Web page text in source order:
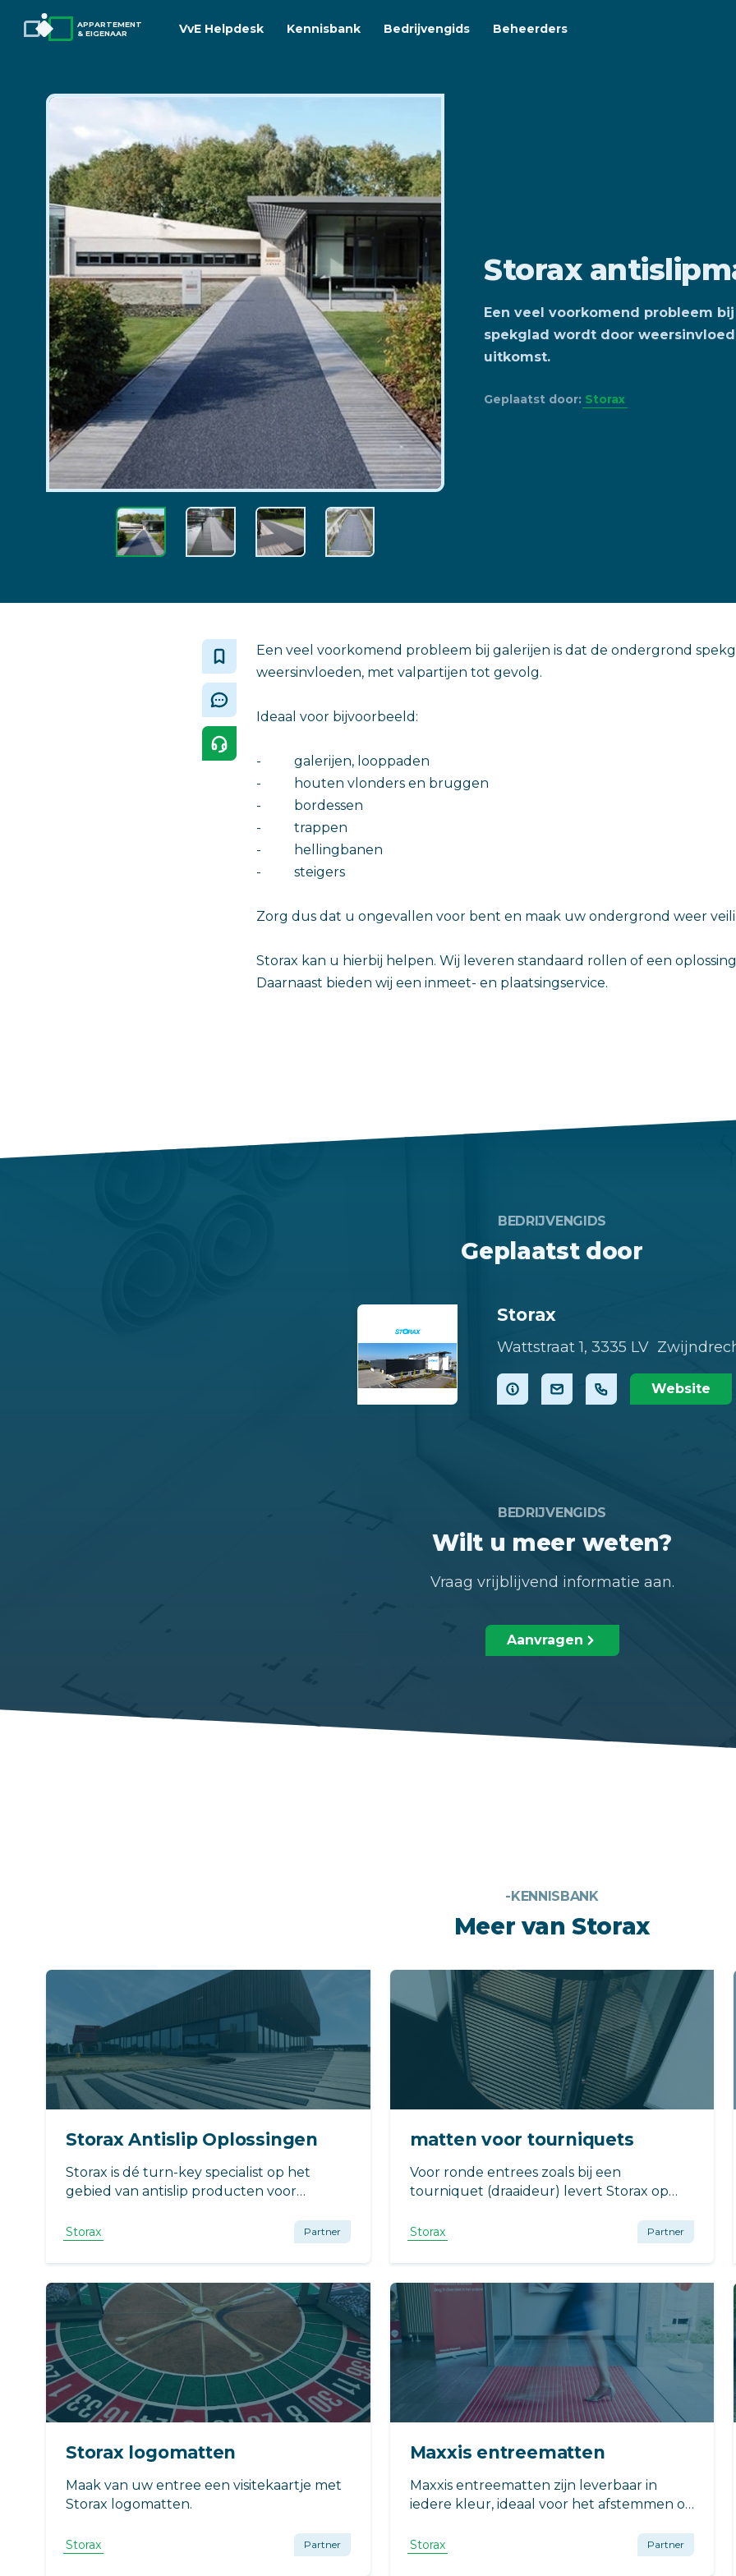
APPARTEMENT
& EIGENAAR
VvE Helpdesk Kennisbank Bedrijvengids Beheerders
Storax
Een veel voorkomend probleem
spekglad wordt door
uitkomst.
Geplaatst door: Storax
Een veel voorkomend probleem bij galerijen is dat de ondergrond
weersinvloeden, met valpartijen tot gevolg.
Ideaal voor bijvoorbeeld:
- galerijen, looppaden
- houten vlonders en bruggen
- bordessen
- trappen
- hellingbanen
- steigers
Zorg dus dat u ongevallen voor bent en maak uw ondergrond weer
Storax kan u hierbij helpen. Wij leveren standaard rollen of een
Daarnaast bieden wij een inmeet- en plaatsingservice.
BEDRIJVENGIDS
Geplaatst door
Storax
Wattstraat 1, 3335 LV
Website
BEDRIJVENGIDS
Wilt u meer weten?
Vraag vrijblijvend informatie aan.
Aanvragen
-KENNISBANK
Meer van Storax
Storax Antislip Oplossingen
Storax is dé turn-key specialist op het
gebied van antislip producten voor
Met een uitgebreid programma biedt
Storax antislip oplossingen voor iedere
ondergrond zoals beton, tegels,
(hard)hout en staal.
Storax Partner
matten voor tourniquets
Voor ronde entrees zoals bij een
tourniquet (draaideur) levert Storax op
Storax Partner
Storax logomatten
Maak van uw entree een visitekaartje met
Storax logomatten.
Storax Partner
Maxxis entreematten
Maxxis entreematten zijn leverbaar in
iedere kleur, ideaal voor het afstemmen op
Storax Partner